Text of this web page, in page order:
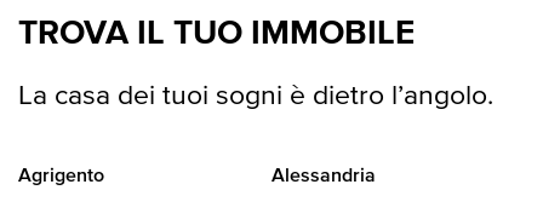
TROVA IL TUO IMMOBILE
La casa dei tuoi sogni è dietro l’angolo.
Agrigento Alessandria